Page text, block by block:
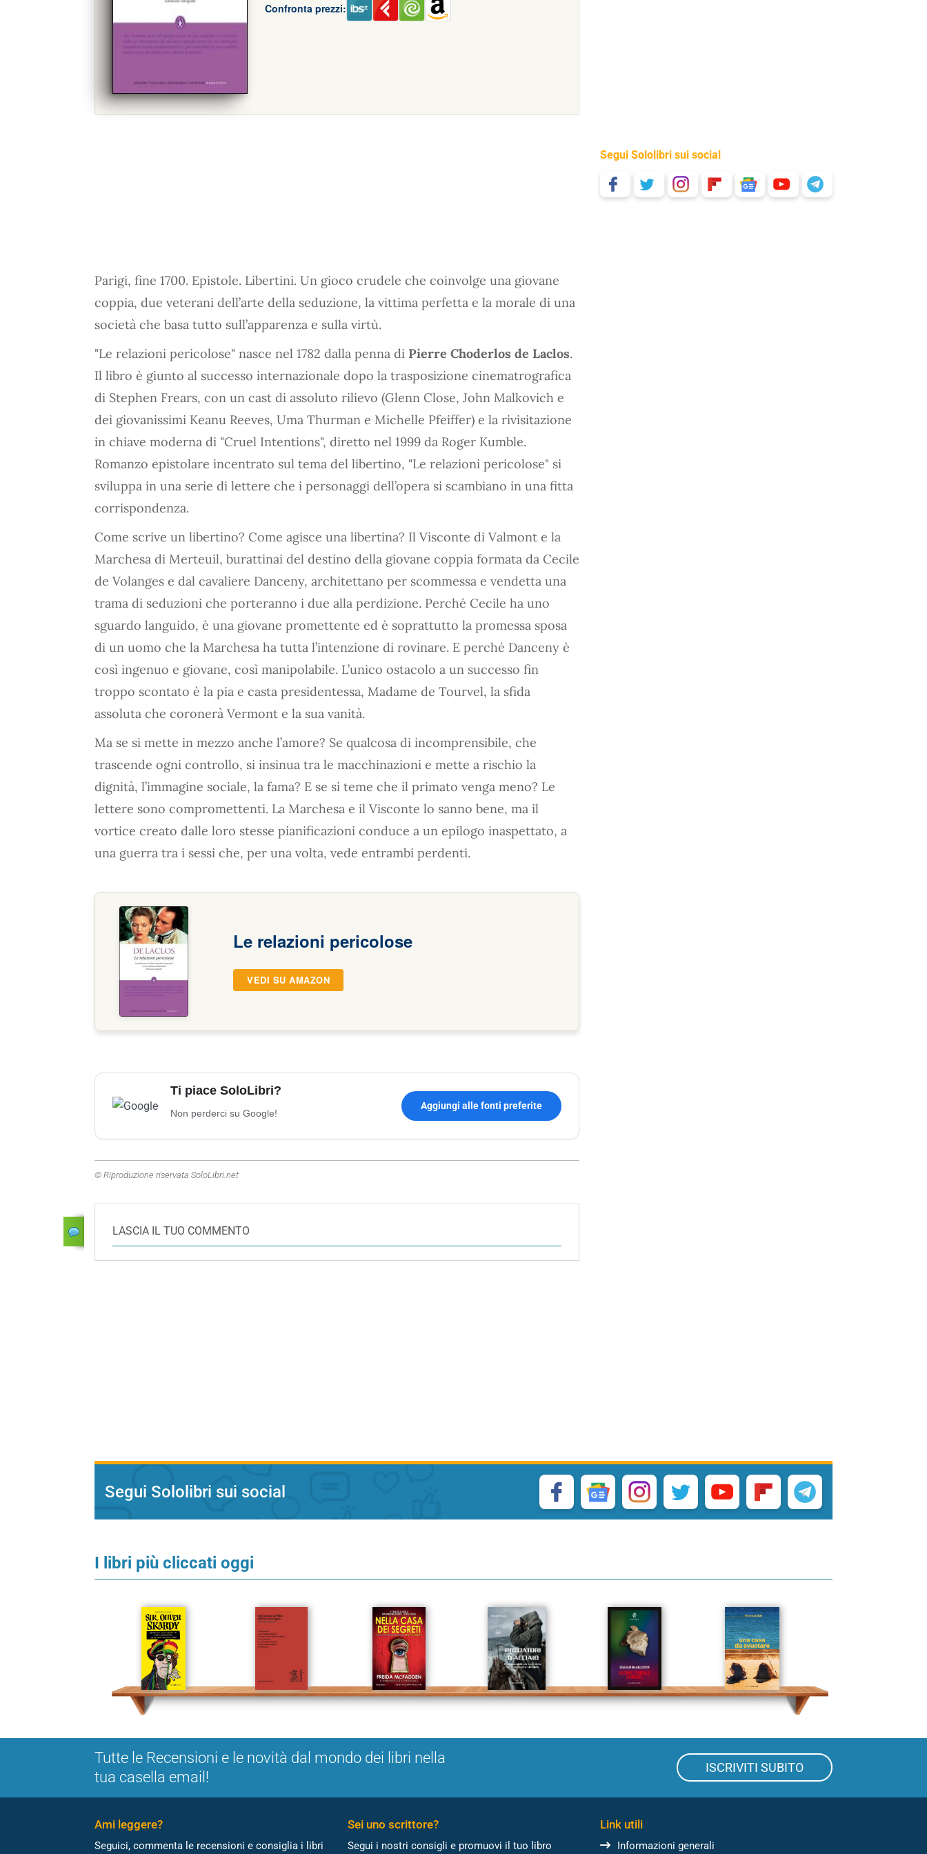
Confronta prezzi:
Parigi, fine 1700. Epistole. Libertini. Un gioco crudele che coinvolge una giovane
coppia, due veterani dell’arte della seduzione, la vittima perfetta e la morale di una
società che basa tutto sull’apparenza e sulla virtù.
"Le relazioni pericolose" nasce nel 1782 dalla penna di Pierre Choderlos de Laclos.
Il libro è giunto al successo internazionale dopo la trasposizione cinematrografica
di Stephen Frears, con un cast di assoluto rilievo (Glenn Close, John Malkovich e
dei giovanissimi Keanu Reeves, Uma Thurman e Michelle Pfeiffer) e la rivisitazione
in chiave moderna di "Cruel Intentions", diretto nel 1999 da Roger Kumble.
Romanzo epistolare incentrato sul tema del libertino, "Le relazioni pericolose" si
sviluppa in una serie di lettere che i personaggi dell’opera si scambiano in una fitta
corrispondenza.
Come scrive un libertino? Come agisce una libertina? Il Visconte di Valmont e la
Marchesa di Merteuil, burattinai del destino della giovane coppia formata da Cecile
de Volanges e dal cavaliere Danceny, architettano per scommessa e vendetta una
trama di seduzioni che porteranno i due alla perdizione. Perché Cecile ha uno
sguardo languido, è una giovane promettente ed è soprattutto la promessa sposa
di un uomo che la Marchesa ha tutta l’intenzione di rovinare. E perché Danceny è
così ingenuo e giovane, così manipolabile. L’unico ostacolo a un successo fin
troppo scontato è la pia e casta presidentessa, Madame de Tourvel, la sfida
assoluta che coronerà Vermont e la sua vanità.
Ma se si mette in mezzo anche l’amore? Se qualcosa di incomprensibile, che
trascende ogni controllo, si insinua tra le macchinazioni e mette a rischio la
dignità, l’immagine sociale, la fama? E se si teme che il primato venga meno? Le
lettere sono compromettenti. La Marchesa e il Visconte lo sanno bene, ma il
vortice creato dalle loro stesse pianificazioni conduce a un epilogo inaspettato, a
una guerra tra i sessi che, per una volta, vede entrambi perdenti.
Le relazioni pericolose
VEDI SU AMAZON
Ti piace SoloLibri?
Non perderci su Google!
Aggiungi alle fonti preferite
© Riproduzione riservata SoloLibri.net
LASCIA IL TUO COMMENTO
Segui Sololibri sui social
Segui Sololibri sui social
I libri più cliccati oggi
Tutte le Recensioni e le novità dal mondo dei libri nella
tua casella email!
ISCRIVITI SUBITO
Ami leggere?
Seguici, commenta le recensioni e consiglia i libri
Sei uno scrittore?
Segui i nostri consigli e promuovi il tuo libro
Link utili
Informazioni generali